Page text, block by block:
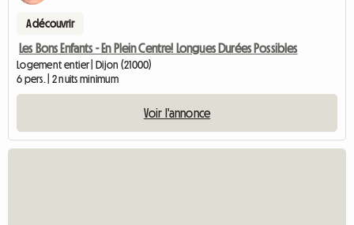
A découvrir
Les Bons Enfants - En Plein Centre! Longues Durées Possibles
Logement entier | Dijon (21000)
6 pers. | 2 nuits minimum
Voir l'annonce